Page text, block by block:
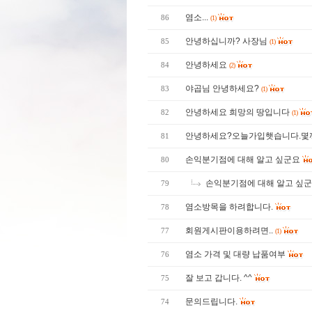
86 염소... (1)
85 안녕하십니까? 사장님 (1)
84 안녕하세요 (2)
83 야곱님 안녕하세요? (1)
82 안녕하세요 희망의 땅입니다 (1)
81 안녕하세요?오늘가입햇습니다.몇
80 손익분기점에 대해 알고 싶군요
79 손익분기점에 대해 알고 싶
78 염소방목을 하려합니다.
77 회원게시판이용하려면.. (1)
76 염소 가격 및 대량 납품여부
75 잘 보고 갑니다. ^^
74 문의드립니다.